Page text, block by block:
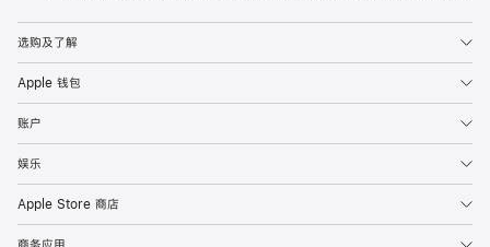
选购及了解
Apple 钱包
账户
娱乐
Apple Store 商店